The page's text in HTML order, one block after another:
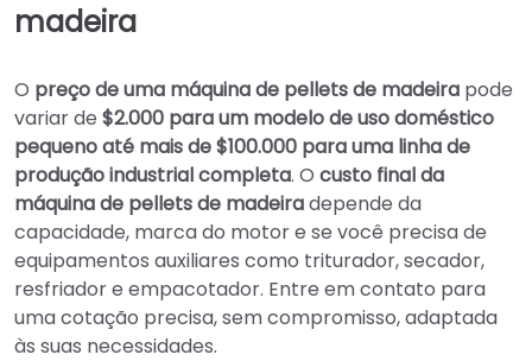
madeira
O preço de uma máquina de pellets de madeira pode
variar de $2.000 para um modelo de uso doméstico
pequeno até mais de $100.000 para uma linha de
produção industrial completa. O custo final da
máquina de pellets de madeiradepende da
capacidade, marca do motor e se você precisa de
equipamentos auxiliares como triturador, secador,
resfriador e empacotador. Entre em contato para
uma cotação precisa, sem compromisso, adaptada
às suas necessidades.